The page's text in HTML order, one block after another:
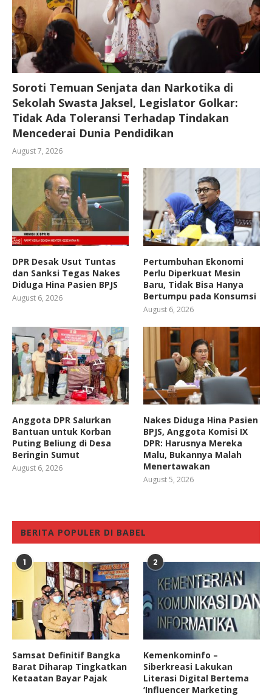
Soroti Temuan Senjata dan Narkotika di
Sekolah Swasta Jaksel, Legislator Golkar:
Tidak Ada Toleransi Terhadap Tindakan
Mencederai Dunia Pendidikan
August 7, 2026
DPR Desak Usut Tuntas
dan Sanksi Tegas Nakes
Diduga Hina Pasien BPJS
August 6, 2026
Pertumbuhan Ekonomi
Perlu Diperkuat Mesin
Baru, Tidak Bisa Hanya
Bertumpu pada Konsumsi
August 6, 2026
Anggota DPR Salurkan
Bantuan untuk Korban
Puting Beliung di Desa
Beringin Sumut
August 6, 2026
Nakes Diduga Hina Pasien
BPJS, Anggota Komisi IX
DPR: Harusnya Mereka
Malu, Bukannya Malah
Menertawakan
August 5, 2026
BERITA POPULER DI BABEL
1
Samsat Definitif Bangka
Barat Diharap Tingkatkan
Ketaatan Bayar Pajak
2
Kemenkominfo –
Siberkreasi Lakukan
Literasi Digital Bertema
‘Influencer Marketing